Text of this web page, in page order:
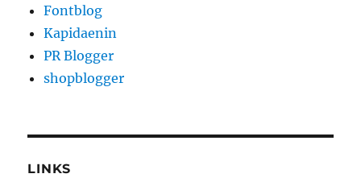
Fontblog
Kapidaenin
PR Blogger
shopblogger
LINKS